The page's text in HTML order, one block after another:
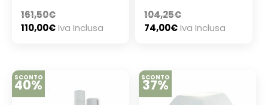
161,50€
110,00€Iva Inclusa
104,25€
74,00€Iva Inclusa
SCONTO
40% SCONTO
37%